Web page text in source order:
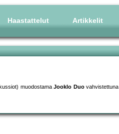
Haastattelut Artikkelit
muodostamaJooklo Duovahvistettuna